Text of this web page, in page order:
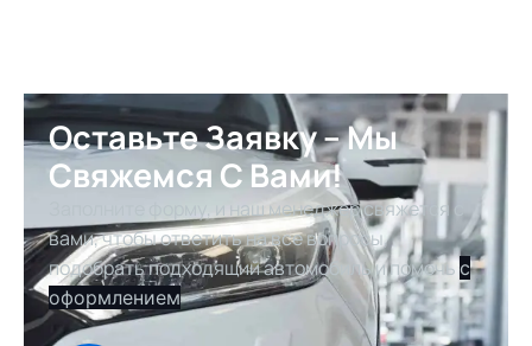
Оставьте Заявку – Мы
Свяжемся С Вами!
Заполните форму, и наш менеджер свяжется с
вами, чтобы ответить на все вопросы,
подобрать подходящий автомобиль и помочьс
оформлением